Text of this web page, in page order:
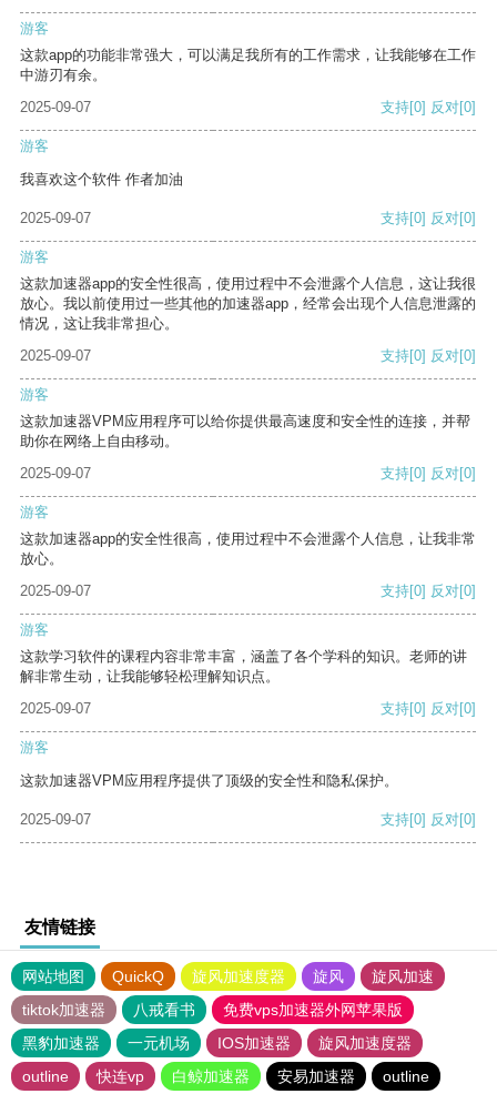
游客
这款app的功能非常强大，可以满足我所有的工作需求，让我能够在工作
中游刃有余。
2025-09-07
支持[0] 反对[0]
游客
我喜欢这个软件 作者加油
2025-09-07 支持[0] 反对[0]
游客
这款加速器app的安全性很高，使用过程中不会泄露个人信息，这让我很
放心。我以前使用过一些其他的加速器app，经常会出现个人信息泄露的
情况，这让我非常担心。
2025-09-07
支持[0] 反对[0]
游客
这款加速器VPM应用程序可以给你提供最高速度和安全性的连接，并帮
助你在网络上自由移动。
2025-09-07
支持[0] 反对[0]
游客
这款加速器app的安全性很高，使用过程中不会泄露个人信息，让我非常
放心。
2025-09-07
支持[0] 反对[0]
游客
这款学习软件的课程内容非常丰富，涵盖了各个学科的知识。老师的讲
解非常生动，让我能够轻松理解知识点。
2025-09-07
支持[0] 反对[0]
游客
这款加速器VPM应用程序提供了顶级的安全性和隐私保护。
2025-09-07 支持[0] 反对[0]
友情链接
网站地图 QuickQ 旋风加速度器 旋风
旋风加速
tiktok加速器
八戒看书
免费vps加速器外网苹果版
黑豹加速器
一元机场 IOS加速器
旋风加速度器
outline
快连vp 白鲸加速器 安易加速器 outline